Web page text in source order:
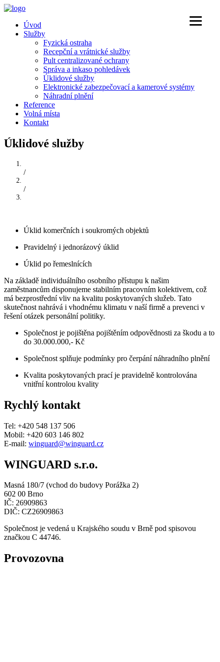
Úvod
Služby
Fyzická ostraha
Recepční a vrátnické služby
Pult centralizované ochrany
Správa a inkaso pohledávek
Úklidové služby
Elektronické zabezpečovací a kamerové systémy
Náhradní plnění
Reference
Volná místa
Kontakt
Úklidové služby
/
/
Úklid komerčních i soukromých objektů
Pravidelný i jednorázový úklid
Úklid po řemeslnících
Na základě individuálního osobního přístupu k našim
zaměstnancům disponujeme stabilním pracovním kolektivem, což
má bezprostřední vliv na kvalitu poskytovaných služeb. Tato
skutečnost nahrává i vhodnému klimatu v naší firmě a prevenci v
řešení otázek personální politiky.
Společnost je pojištěna pojištěním odpovědnosti za škodu a to
do 30.000.000,- Kč
Společnost splňuje podmínky pro čerpání náhradního plnění
Kvalita poskytovaných prací je pravidelně kontrolována
vnitřní kontrolou kvality
Rychlý kontakt
Tel: +420 548 137 506
Mobil: +420 603 146 802
E-mail: winguard@winguard.cz
WINGUARD s.r.o.
Masná 180/7 (vchod do budovy Porážka 2)
602 00 Brno
IČ: 26909863
DIČ: CZ26909863
Společnost je vedená u Krajského soudu v Brně pod spisovou
značkou C 44746.
Provozovna